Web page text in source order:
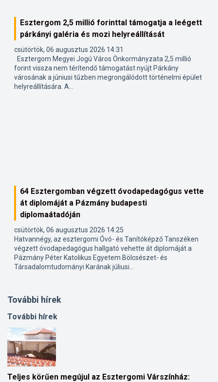
Esztergom 2,5 millió forinttal támogatja a leégett
párkányi galéria és mozi helyreállítását
csütörtök, 06 augusztus 2026 14:31
Esztergom Megyei Jogú Város Önkormányzata 2,5 millió
forint vissza nem térítendő támogatást nyújt Párkány
városának a júniusi tűzben megrongálódott történelmi épület
helyreállítására. A...
64 Esztergomban végzett óvodapedagógus vette
át diplomáját a Pázmány budapesti
diplomaátadóján
csütörtök, 06 augusztus 2026 14:25
Hatvannégy, az esztergomi Óvó- és Tanítóképző Tanszéken
végzett óvodapedagógus hallgató vehette át diplomáját a
Pázmány Péter Katolikus Egyetem Bölcsészet- és
Társadalomtudományi Karának júliusi...
További hírek
További hírek
Teljes körűen megújul az Esztergomi Várszínház: